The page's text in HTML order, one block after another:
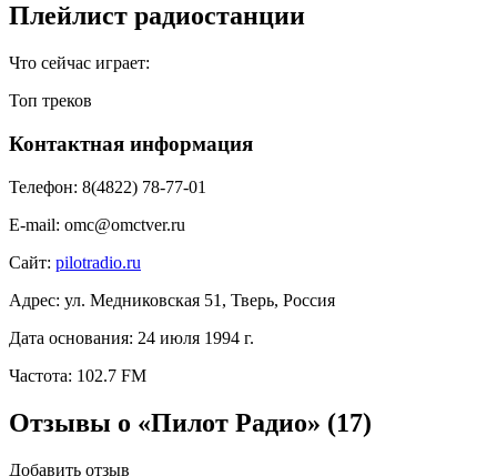
Плейлист радиостанции
Что сейчас играет:
Топ треков
Контактная информация
Телефон: 8(4822) 78-77-01
E-mail: omc@omctver.ru
Сайт: pilotradio.ru
Адрес: ул. Медниковская 51, Тверь, Россия
Дата основания: 24 июля 1994 г.
Частота: 102.7 FM
Отзывы о «Пилот Радио» (17)
Добавить отзыв